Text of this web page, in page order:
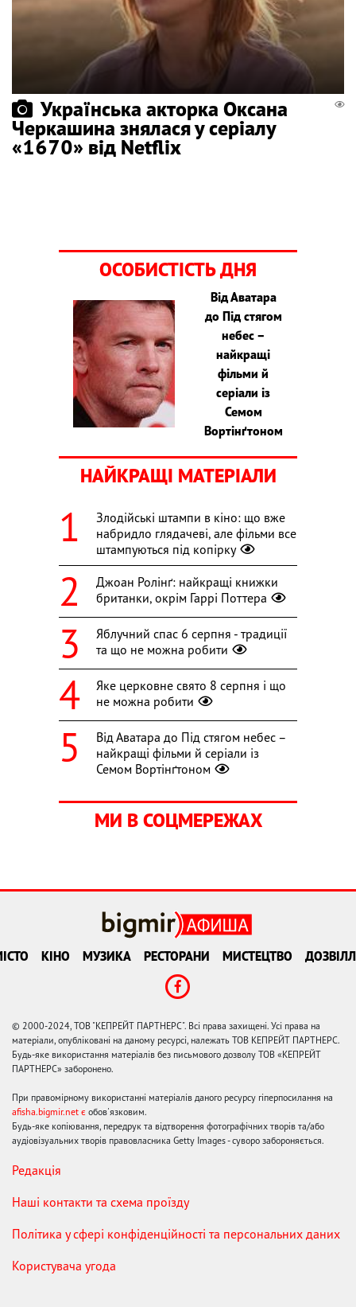
Українська акторка Оксана
Черкашина знялася у серіалу
«1670» від Netflix
ОСОБИСТІСТЬ ДНЯ
Від Аватара
до Під стягом
небес –
найкращі
фільми й
серіали із
Семом
Вортінґтоном
НАЙКРАЩІ МАТЕРІАЛИ
Злодійські штампи в кіно: що вже
набридло глядачеві, але фільми все
штампуються під копірку
Джоан Ролінґ: найкращі книжки
британки, окрім Гаррі Поттера
Яблучний спас 6 серпня - традиції
та що не можна робити
Яке церковне свято 8 серпня і що
не можна робити
Від Аватара до Під стягом небес –
найкращі фільми й серіали із
Семом Вортінґтоном
МИ В СОЦМЕРЕЖАХ
КІНО МУЗИКА РЕСТОРАНИ МИСТЕЦТВО
© 2000-2024, ТОВ "КЕПРЕЙТ ПАРТНЕРС". Всі права захищені. Усі права на
матеріали, опубліковані на даному ресурсі, належать ТОВ КЕПРЕЙТ ПАРТНЕРС.
Будь-яке використання матеріалів без письмового дозволу ТОВ «КЕПРЕЙТ
ПАРТНЕРС» заборонено.
При правомірному використанні матеріалів даного ресурсу гіперпосилання на
afisha.bigmir.net є обов'язковим.
Будь-яке копіювання, передрук та відтворення фотографічних творів та/або
аудіовізуальних творів правовласника Getty Images - суворо забороняється.
Редакція
Наші контакти та схема проїзду
Політика у сфері конфіденційності та персональних даних
Користувача угода